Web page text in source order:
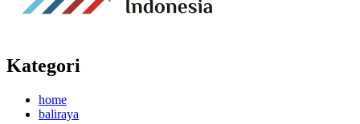
Kategori
home
baliraya